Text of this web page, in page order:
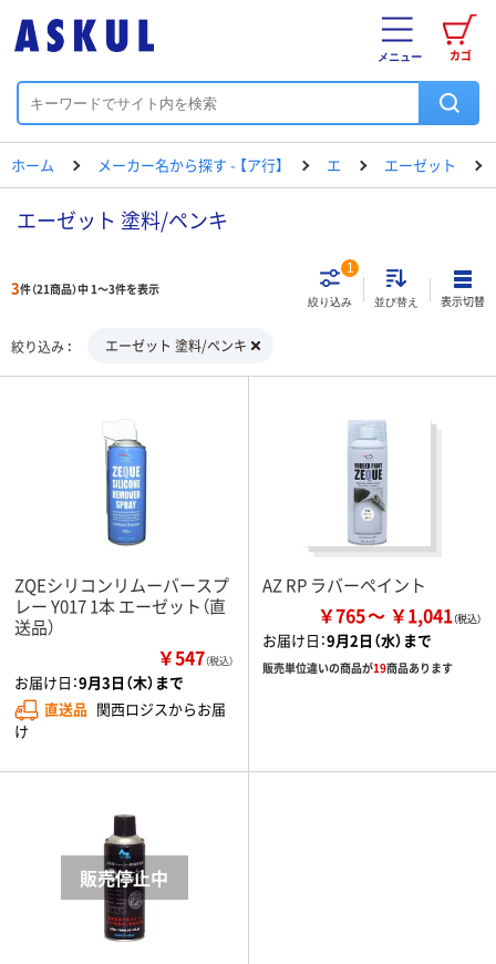
カゴ
メニュー
ホーム メーカー名から探す - 【ア行】 エ エーゼット
エーゼット 塗料/ペンキ
3件（21商品）中 1～3件を表示
絞り込み
1
並び替え 表示切替
絞り込み エーゼット 塗料/ペンキ
ZQEシリコンリムーバースプ
レー Y017 1本 エーゼット（直
送品）
￥547（税込）
お届け日：9月3日（木）まで
直送品 関西ロジスからお届
け
AZ RP ラバーペイント
￥765 ￥1,041
お届け日：9月2日（水）まで
販売単位違いの商品が19商品あります